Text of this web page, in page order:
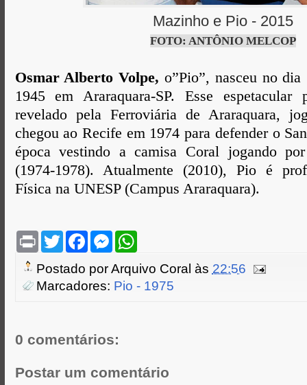
Mazinho e Pio - 2015
FOTO: ANTÔNIO MELCOP
Osmar Alberto Volpe, o”Pio”, nasceu no
1945 em Araraquara-SP. Esse espetacular
revelado pela Ferroviária de Araraquara,
chegou ao Recife em 1974 para defender o
época vestindo a camisa Coral jogando
(1974-1978). Atualmente (2010), Pio é
Física na UNESP (Campus Araraquara).
P
n
t
T
w
t
e
F
e
b
o
M
s
e
n
W
t
A
Postado porArquivo Coral às 22:56
Marcadores: Pio - 1975
0 comentários:
Postar um comentário